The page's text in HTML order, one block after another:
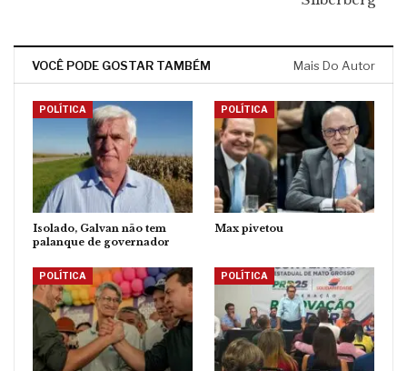
VOCÊ PODE GOSTAR TAMBÉM Mais Do Autor
POLÍTICA
Isolado, Galvan não tem
palanque de governador
POLÍTICA
Max pivetou
POLÍTICA POLÍTICA